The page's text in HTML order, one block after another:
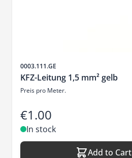
Sku
0003.111.GE
KFZ-Leitung 1,5 mm² gelb
Preis pro Meter.
€1.00
In stock
Add to Cart